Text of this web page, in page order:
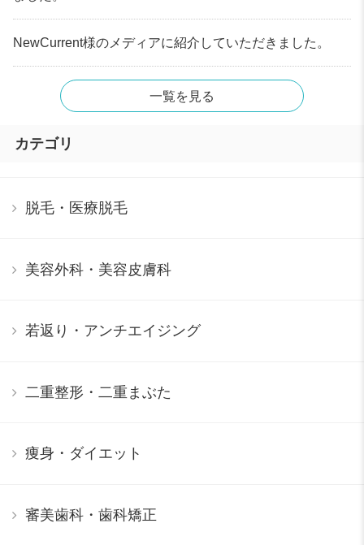
NewCurrent様のメディアに紹介していただきました。
一覧を見る
カテゴリ
脱毛・医療脱毛
美容外科・美容皮膚科
若返り・アンチエイジング
二重整形・二重まぶた
痩身・ダイエット
審美歯科・歯科矯正